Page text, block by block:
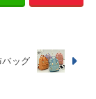
バッグ